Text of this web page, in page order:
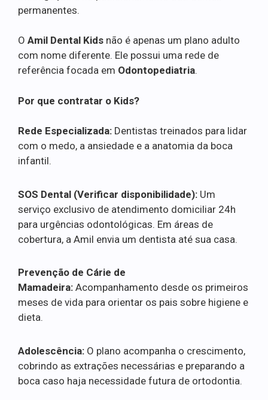
permanentes.
O Amil Dental Kids não é apenas um plano adulto
com nome diferente. Ele possui uma rede de
referência focada em Odontopediatria.
Por que contratar o Kids?
Rede Especializada: Dentistas treinados para lidar
com o medo, a ansiedade e a anatomia da boca
infantil.
SOS Dental (Verificar disponibilidade): Um
serviço exclusivo de atendimento domiciliar 24h
para urgências odontológicas. Em áreas de
cobertura, a Amil envia um dentista até sua casa.
Prevenção de Cárie de
Mamadeira: Acompanhamento desde os primeiros
meses de vida para orientar os pais sobre higiene e
dieta.
Adolescência: O plano acompanha o crescimento,
cobrindo as extrações necessárias e preparando a
boca caso haja necessidade futura de ortodontia.